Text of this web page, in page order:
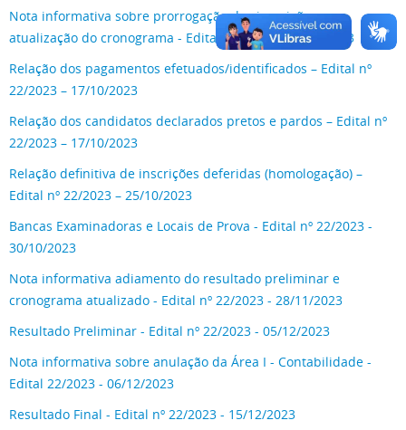
Nota informativa sobre prorrogação das inscrições e
atualização do cronograma - Edital 22/2023 - 29/09/2023
Relação dos pagamentos efetuados/identificados – Edital nº
22/2023 – 17/10/2023
Relação dos candidatos declarados pretos e pardos – Edital nº
22/2023 – 17/10/2023
Relação definitiva de inscrições deferidas (homologação) –
Edital nº 22/2023 – 25/10/2023
Bancas Examinadoras e Locais de Prova - Edital nº 22/2023 -
30/10/2023
Nota informativa adiamento do resultado preliminar e
cronograma atualizado - Edital nº 22/2023 - 28/11/2023
Resultado Preliminar - Edital nº 22/2023 - 05/12/2023
Nota informativa sobre anulação da Área I - Contabilidade -
Edital 22/2023 - 06/12/2023
Resultado Final - Edital nº 22/2023 - 15/12/2023